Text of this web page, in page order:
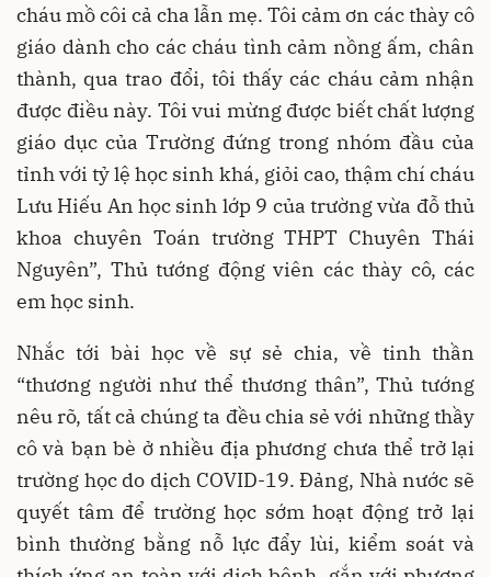
cháu mồ côi cả cha lẫn mẹ. Tôi cảm ơn các thày cô
giáo dành cho các cháu tình cảm nồng ấm, chân
thành, qua trao đổi, tôi thấy các cháu cảm nhận
được điều này. Tôi vui mừng được biết chất lượng
giáo dục của Trường đứng trong nhóm đầu của
tỉnh với tỷ lệ học sinh khá, giỏi cao, thậm chí cháu
Lưu Hiếu An học sinh lớp 9 của trường vừa đỗ thủ
khoa chuyên Toán trường THPT Chuyên Thái
Nguyên”, Thủ tướng động viên các thày cô, các
em học sinh.
Nhắc tới bài học về sự sẻ chia, về tinh thần
“thương người như thể thương thân”, Thủ tướng
nêu rõ, tất cả chúng ta đều chia sẻ với những thầy
cô và bạn bè ở nhiều địa phương chưa thể trở lại
trường học do dịch COVID-19. Đảng, Nhà nước sẽ
quyết tâm để trường học sớm hoạt động trở lại
bình thường bằng nỗ lực đẩy lùi, kiểm soát và